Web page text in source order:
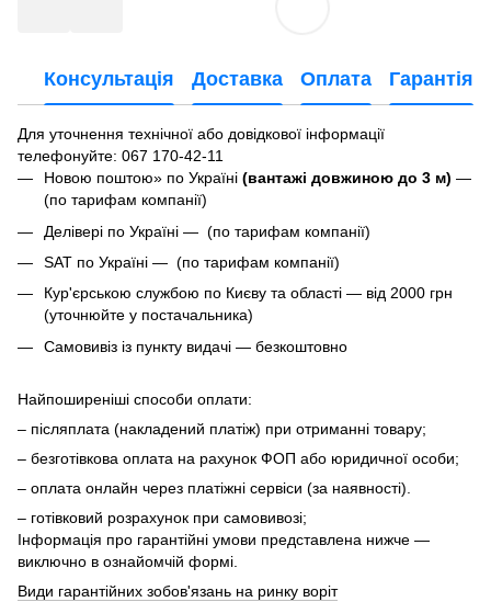
Консультація Доставка Оплата Гарантія
Для уточнення технічної або довідкової інформації
телефонуйте: 067 170-42-11
Новою поштою» по Україні (вантажі довжиною до 3 м) —
(по тарифам компанії)
Делівері по Україні — (по тарифам компанії)
SAT по Україні — (по тарифам компанії)
Кур'єрською службою по Києву та області — від 2000 грн
(уточнюйте у постачальника)
Самовивіз із пункту видачі — безкоштовно
Найпоширеніші способи оплати:
– післяплата (накладений платіж) при отриманні товару;
– безготівкова оплата на рахунок ФОП або юридичної особи;
– оплата онлайн через платіжні сервіси (за наявності).
– готівковий розрахунок при самовивозі;
Інформація про гарантійні умови представлена нижче —
виключно в ознайомчій формі.
Види гарантійних зобов'язань на ринку воріт